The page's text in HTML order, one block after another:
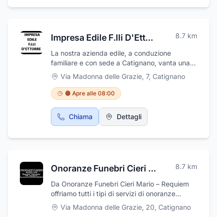
Impresa Edile F.lli D'Ettorre 8.7 km
La nostra azienda edile, a conduzione
familiare e con sede a Catignano, vanta una
lunga tradizione nel settore delle costruzioni.
La nostra impresa si è specializzata in lavori
di edilizia residenziale, commerciale e
ristrutturazioni, offrendo un servizio di alta
qualità che unisce esperienza, competenza e
passione. La nostra missione è costruire
piacevoli, curando ogni fase del processo,
professionalità, rispettando tempi e budget
selezionati e alla mano d'opera altamente
qualificata. L’approccio familiare ci consente
di mantenere una comunicazione diretta con il
Via Madonna delle Grazie, 7, Catignano
🟠 Apre alle 08:00
Chiama Dettagli
Onoranze Funebri Cieri Mario – Requiem 8.7 km
Da Onoranze Funebri Cieri Mario – Requiem
offriamo tutti i tipi di servizi di onoranze
funebri a Catignano e provincia.La nostra
forza è la trasparenza nei prezzi, la
Via Madonna delle Grazie, 20, Catignano